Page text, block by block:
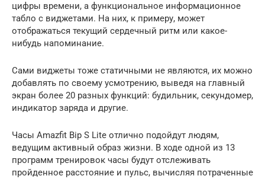
цифры времени, а функциональное информационное
табло с виджетами. На них, к примеру, может
отображаться текущий сердечный ритм или какое-
нибудь напоминание.
Сами виджеты тоже статичными не являются, их можно
добавлять по своему усмотрению, выведя на главный
экран более 20 разных функций: будильник, секундомер,
индикатор заряда и другие.
Часы Amazfit Bip S Lite отлично подойдут людям,
ведущим активный образ жизни. В ходе одной из 13
программ тренировок часы будут отслеживать
пройденное расстояние и пульс, вычисляя потраченные